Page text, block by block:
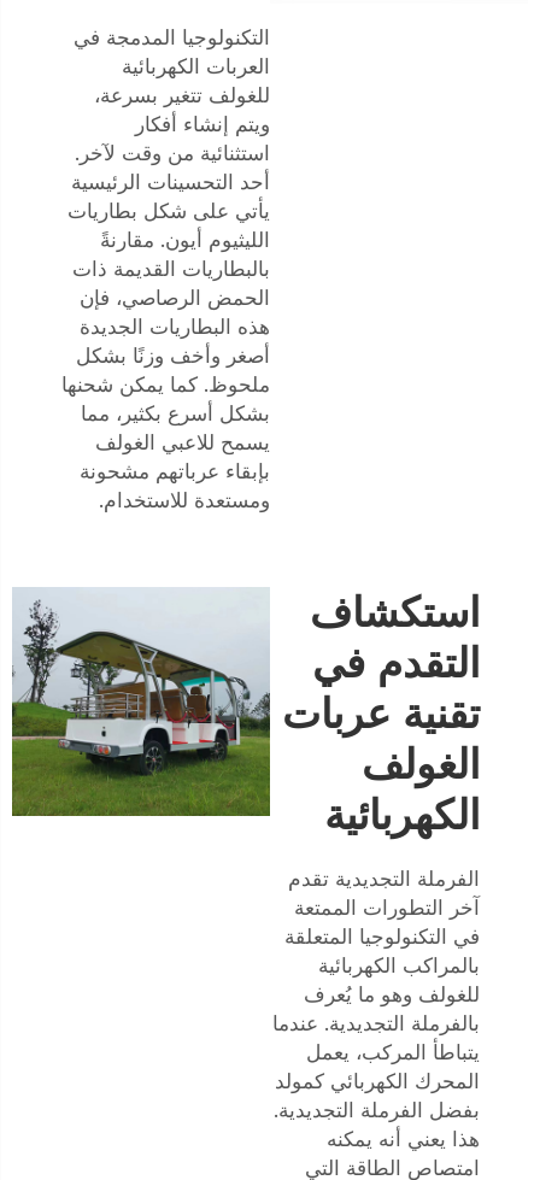
التكنولوجيا المدمجة في
العربات الكهربائية
للغولف تتغير بسرعة،
ويتم إنشاء أفكار
استثنائية من وقت لآخر.
أحد التحسينات الرئيسية
يأتي على شكل بطاريات
الليثيوم أيون. مقارنةً
بالبطاريات القديمة ذات
الحمض الرصاصي، فإن
هذه البطاريات الجديدة
أصغر وأخف وزنًا بشكل
ملحوظ. كما يمكن شحنها
بشكل أسرع بكثير، مما
يسمح للاعبي الغولف
بإبقاء عرباتهم مشحونة
ومستعدة للاستخدام.
استكشاف
التقدم في
تقنية عربات
الغولف
الكهربائية
الفرملة التجديدية تقدم
آخر التطورات الممتعة
في التكنولوجيا المتعلقة
بالمراكب الكهربائية
للغولف وهو ما يُعرف
بالفرملة التجديدية. عندما
يتباطأ المركب، يعمل
المحرك الكهربائي كمولد
بفضل الفرملة التجديدية.
هذا يعني أنه يمكنه
امتصاص الطاقة التي